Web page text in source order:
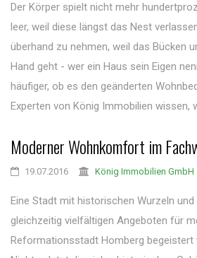
Der Körper spielt nicht mehr
leer, weil diese längst das Nest
überhand zu nehmen, weil das Bücken
Hand geht - wer ein Haus sein Eigen
häufiger, ob es den geänderten
Experten von König Immobilien wissen,
Moderner Wohnkomfort im
19.07.2016 König Immobilien GmbH
Eine Stadt mit historischen Wurzeln
gleichzeitig vielfältigen Angeboten für
Reformationsstadt Homberg begeistert